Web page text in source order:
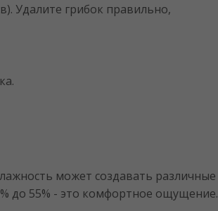
Удалите грибок правильно,
может создавать различные
до 55% - это комфортное ощущение.